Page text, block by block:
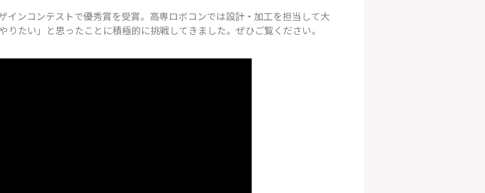
インコンテストで優秀賞を受賞。高専ロボコンでは設計・加工を担当して大
りたい」と思ったことに積極的に挑戦してきました。ぜひご覧ください。